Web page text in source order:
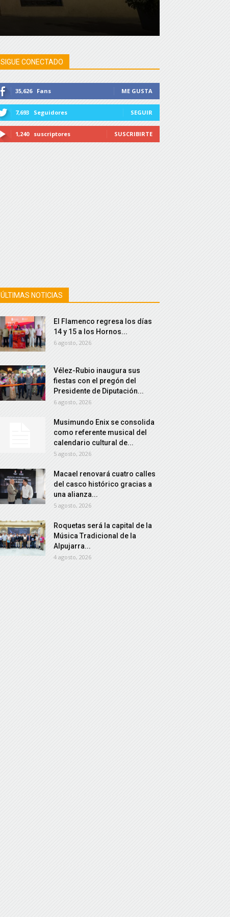
SIGUE CONECTADO
35,626 Fans ME GUSTA
7,693 Seguidores SEGUIR
1,240 suscriptores SUSCRIBIRTE
ÚLTIMAS NOTICIAS
El Flamenco regresa los días
14 y 15 a los Hornos...
6 agosto, 2026
Vélez-Rubio inaugura sus
fiestas con el pregón del
Presidente de Diputación...
6 agosto, 2026
Musimundo Enix se consolida
como referente musical del
calendario cultural de...
5 agosto, 2026
Macael renovará cuatro calles
del casco histórico gracias a
una alianza...
5 agosto, 2026
Roquetas será la capital de la
Música Tradicional de la
Alpujarra...
4 agosto, 2026